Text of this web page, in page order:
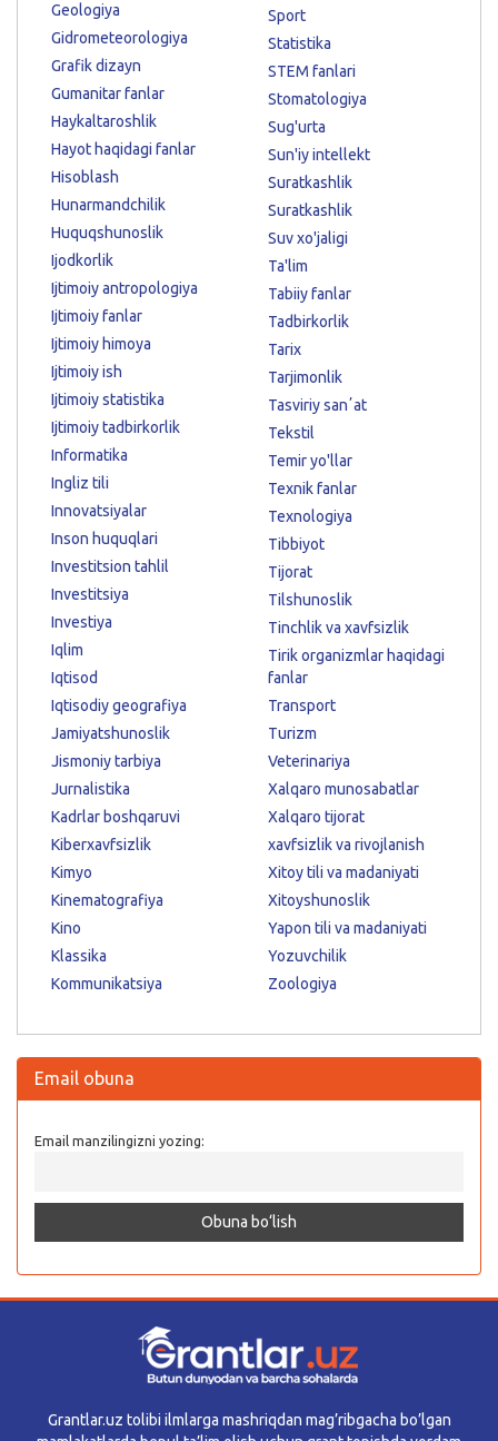
Geologiya
Gidrometeorologiya
Grafik dizayn
Gumanitar fanlar
Haykaltaroshlik
Hayot haqidagi fanlar
Hisoblash
Hunarmandchilik
Huquqshunoslik
Ijodkorlik
Ijtimoiy antropologiya
Ijtimoiy fanlar
Ijtimoiy himoya
Ijtimoiy ish
Ijtimoiy statistika
Ijtimoiy tadbirkorlik
Informatika
Ingliz tili
Innovatsiyalar
Inson huquqlari
Investitsion tahlil
Investitsiya
Investiya
Iqlim
Iqtisod
Iqtisodiy geografiya
Jamiyatshunoslik
Jismoniy tarbiya
Jurnalistika
Kadrlar boshqaruvi
Kiberxavfsizlik
Kimyo
Kinematografiya
Kino
Klassika
Kommunikatsiya
Sport
Statistika
STEM fanlari
Stomatologiya
Sug'urta
Sun'iy intellekt
Suratkashlik
Suratkashlik
Suv xo'jaligi
Ta'lim
Tabiiy fanlar
Tadbirkorlik
Tarix
Tarjimonlik
Tasviriy sanʼat
Tekstil
Temir yo'llar
Texnik fanlar
Texnologiya
Tibbiyot
Tijorat
Tilshunoslik
Tinchlik va xavfsizlik
Tirik organizmlar haqidagi
fanlar
Transport
Turizm
Veterinariya
Xalqaro munosabatlar
Xalqaro tijorat
xavfsizlik va rivojlanish
Xitoy tili va madaniyati
Xitoyshunoslik
Yapon tili va madaniyati
Yozuvchilik
Zoologiya
Email obuna
Email manzilingizni yozing:
Grantlar.uz tolibi ilmlarga mashriqdan mag’ribgacha bo’lgan